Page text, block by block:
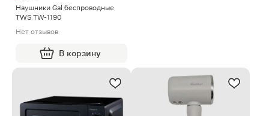
Наушники Gal беспроводные
TWS TW-1190
Нет отзывов
В корзину